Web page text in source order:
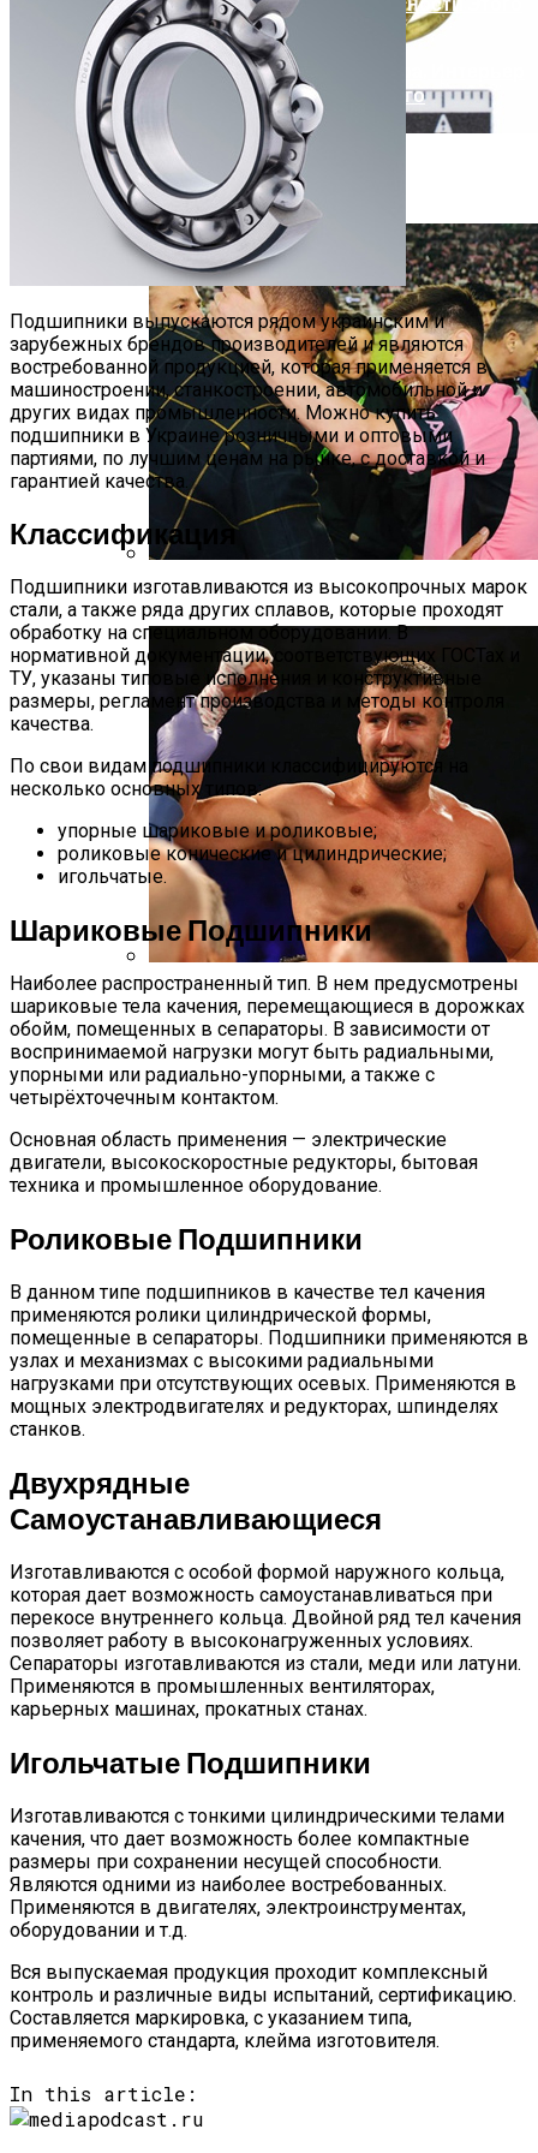
В Дании Нашли Редкое 1500-Летнее
Кольцо
Уилл Смит Обнял Месси На Игре МЛС
Гвоздик Поборется За Титул
Временного Чемпиона
Русский Стиль: Архитектура, Интерьер
И Другие Особенности Этого
Направления
Подшипники выпускаются рядом украинским и
зарубежных брендов производителей и являются
востребованной продукцией, которая применяется в
машиностроении, станкостроении, автомобильной и
других видах промышленности. Можно купить
подшипники в Украине розничными и оптовыми
партиями, по лучшим ценам на рынке, с доставкой и
гарантией качества.
Классификация
Подшипники изготавливаются из высокопрочных марок
стали, а также ряда других сплавов, которые проходят
обработку на специальном оборудовании. В
нормативной документации, соответствующих ГОСТах и
ТУ, указаны типовые исполнения и конструктивные
размеры, регламент производства и методы контроля
качества.
По свои видам подшипники классифицируются на
несколько основных типов:
упорные шариковые и роликовые;
роликовые конические и цилиндрические;
игольчатые.
Шариковые Подшипники
Наиболее распространенный тип. В нем предусмотрены
шариковые тела качения, перемещающиеся в дорожках
обойм, помещенных в сепараторы. В зависимости от
воспринимаемой нагрузки могут быть радиальными,
упорными или радиально-упорными, а также с
четырёхточечным контактом.
Основная область применения — электрические
двигатели, высокоскоростные редукторы, бытовая
техника и промышленное оборудование.
Роликовые Подшипники
В данном типе подшипников в качестве тел качения
применяются ролики цилиндрической формы,
помещенные в сепараторы. Подшипники применяются в
узлах и механизмах с высокими радиальными
нагрузками при отсутствующих осевых. Применяются в
мощных электродвигателях и редукторах, шпинделях
станков.
Двухрядные
Самоустанавливающиеся
Изготавливаются с особой формой наружного кольца,
которая дает возможность самоустанавливаться при
перекосе внутреннего кольца. Двойной ряд тел качения
позволяет работу в высоконагруженных условиях.
Сепараторы изготавливаются из стали, меди или латуни.
Применяются в промышленных вентиляторах,
карьерных машинах, прокатных станах.
Игольчатые Подшипники
Изготавливаются с тонкими цилиндрическими телами
качения, что дает возможность более компактные
размеры при сохранении несущей способности.
Являются одними из наиболее востребованных.
Применяются в двигателях, электроинструментах,
оборудовании и т.д.
Вся выпускаемая продукция проходит комплексный
контроль и различные виды испытаний, сертификацию.
Составляется маркировка, с указанием типа,
применяемого стандарта, клейма изготовителя.
In this article: